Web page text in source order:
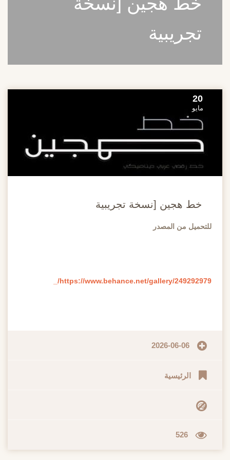
تجريبية
20
مايو
خط هجين [نسخة تجريبية
للتحميل من المصدر
https://www.behance.net/gallery/249292979/_
2026-06-06
الرئيسية
526